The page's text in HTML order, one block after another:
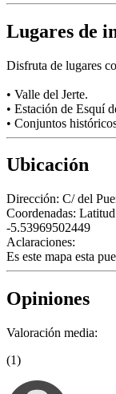
Lugares de
Disfruta de lugares
• Valle del Jerte.
• Estación de Esquí
• Conjuntos
Ubicación
Dirección: C/ del
Coordenadas:
-5.53969502449
Aclaraciones:
Es este mapa esta
Opiniones
Valoración media:
(1)